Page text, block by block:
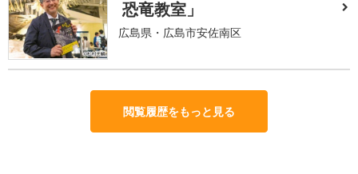
恐竜教室」
広島県・広島市安佐南区
閲覧履歴をもっと見る